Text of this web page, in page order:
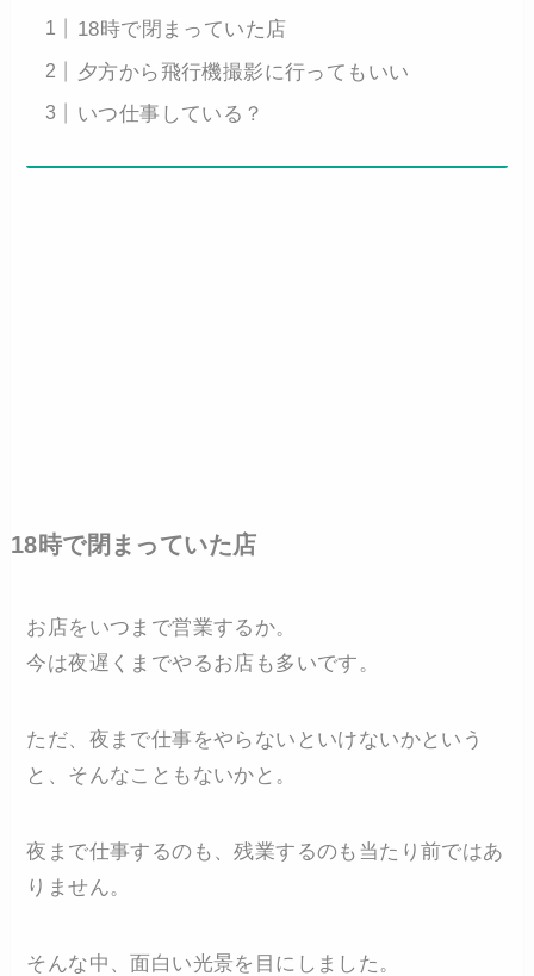
18時で閉まっていた店
夕方から飛行機撮影に行ってもいい
いつ仕事している？
18時で閉まっていた店
お店をいつまで営業するか。
今は夜遅くまでやるお店も多いです。
ただ、夜まで仕事をやらないといけないかという
と、そんなこともないかと。
夜まで仕事するのも、残業するのも当たり前ではあ
りません。
そんな中、面白い光景を目にしました。